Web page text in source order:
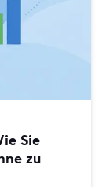
Sie
zu